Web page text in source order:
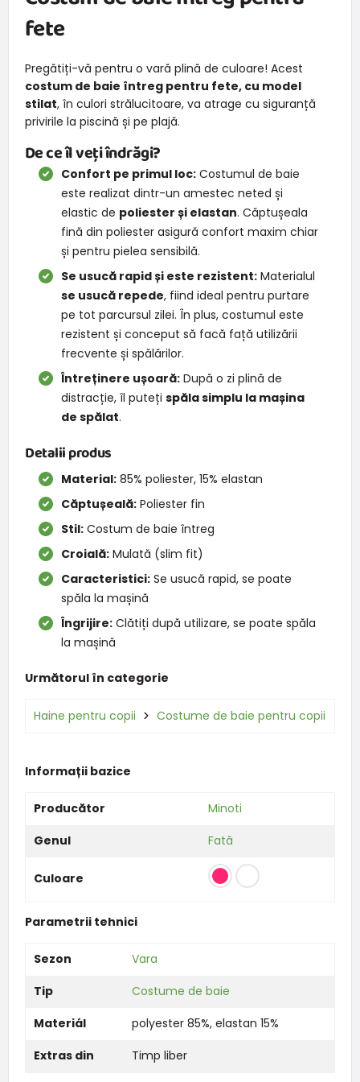
fete
Pregătiți-vă pentru o vară plină de culoare! Acest
costum de baie întreg pentru fete, cu model
stilat, în culori strălucitoare, va atrage cu siguranță
privirile la piscină și pe plajă.
De ce îl veți îndrăgi?
Confort pe primul loc: Costumul de baie
este realizat dintr-un amestec neted și
elastic de poliester și elastan. Căptușeala
fină din poliester asigură confort maxim chiar
și pentru pielea sensibilă.
Se usucă rapid și este rezistent: Materialul
se usucă repede, fiind ideal pentru purtare
pe tot parcursul zilei. În plus, costumul este
rezistent și conceput să facă față utilizării
frecvente și spălărilor.
Întreținere ușoară: După o zi plină de
distracție, îl putețispăla simplu la mașina
de spălat.
Detalii produs
Material: 85% poliester, 15% elastan
Căptușeală: Poliester fin
Stil: Costum de baie întreg
Croială: Mulată (slim fit)
Caracteristici: Se usucă rapid, se poate
spăla la mașină
Îngrijire: Clătiți după utilizare, se poate spăla
la mașină
Următorul în categorie
Haine pentru copii Costume de baie pentru copii
Informații bazice
Producător
Minoti
Genul
Fată
Culoare
Parametrii tehnici
Sezon
Vara
Tip
Costume de baie
Materiál
polyester 85%, elastan 15%
Extras din
Timp liber